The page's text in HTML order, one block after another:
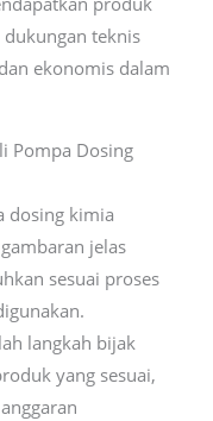
teknis
ekonomis dalam
Pompa Dosing
dosing kimia
jelas
sesuai proses
langkah bijak
yang sesuai,